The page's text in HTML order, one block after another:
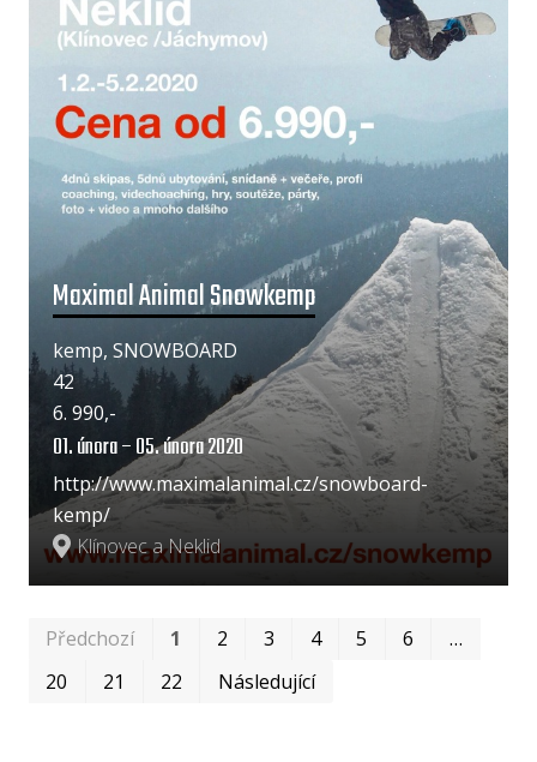
Maximal Animal Snowkemp
Klínovec a Neklid
http://www.maximalanimal.cz/snowboard-
kemp/
01. února – 05. února 2020
6. 990,-
42
kemp, SNOWBOARD
Předchozí 1 2 3 4 5 6
…
20
21 22 Následující